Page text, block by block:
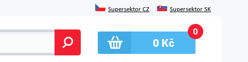
Supersektor CZ Supersektor SK
0Kč
0